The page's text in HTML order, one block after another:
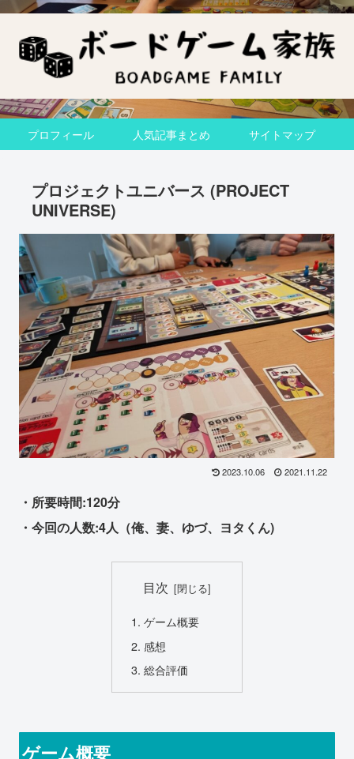
プロフィール 人気記事まとめ サイトマップ
プロジェクトユニバース (PROJECT
UNIVERSE)
2023.10.06 2021.11.22
・所要時間:120分
・今回の人数:4人（俺、妻、ゆづ、ヨタくん)
目次
ゲーム概要
感想
総合評価
ゲーム概要